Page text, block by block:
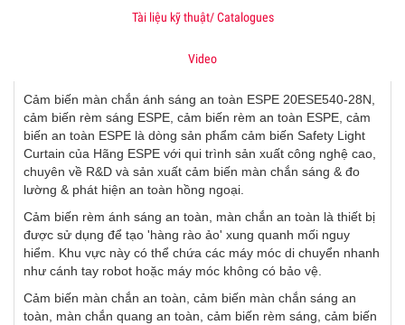
Tài liệu kỹ thuật/ Catalogues
Video
Cảm biến màn chắn ánh sáng an toàn ESPE 20ESE540-28N,
cảm biến rèm sáng ESPE, cảm biến rèm an toàn ESPE, cảm
biến an toàn ESPE là dòng sản phẩm cảm biến Safety Light
Curtain của Hãng ESPE với qui trình sản xuất công nghệ cao,
chuyên về R&D và sản xuất cảm biến màn chắn sáng & đo
lường & phát hiện an toàn hồng ngoại.
Cảm biến rèm ánh sáng an toàn, màn chắn an toàn là thiết bị
được sử dụng để tạo 'hàng rào ảo' xung quanh mối nguy
hiểm. Khu vực này có thể chứa các máy móc di chuyển nhanh
như cánh tay robot hoặc máy móc không có bảo vệ.
Cảm biến màn chắn an toàn, cảm biến màn chắn sáng an
toàn, màn chắn quang an toàn, cảm biến rèm sáng, cảm biến